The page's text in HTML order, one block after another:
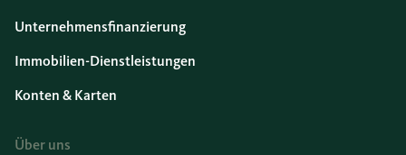
Unternehmensfinanzierung
Immobilien-Dienstleistungen
Konten & Karten
Über uns